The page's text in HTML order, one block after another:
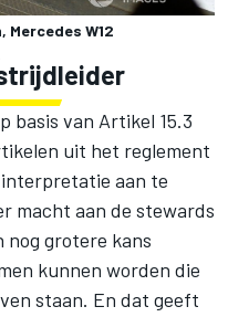
Mercedes W12
basis van Artikel 15.3
uit het reglement
aan te
macht aan de stewards
nog grotere kans
kunnen worden die
staan. En dat geeft